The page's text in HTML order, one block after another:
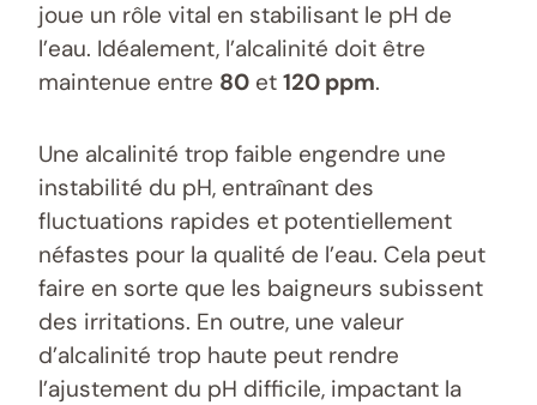
joue un rôle vital en stabilisant le pH de
l’eau. Idéalement, l’alcalinité doit être
maintenue entre 80 et 120 ppm.
Une alcalinité trop faible engendre une
instabilité du pH, entraînant des
fluctuations rapides et potentiellement
néfastes pour la qualité de l’eau. Cela peut
faire en sorte que les baigneurs subissent
des irritations. En outre, une valeur
d’alcalinité trop haute peut rendre
l’ajustement du pH difficile, impactant la